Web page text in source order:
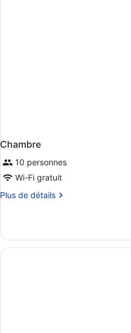
Chambre
10 personnes
Wi-Fi gratuit
Plus de détails
Plus
le
type
de